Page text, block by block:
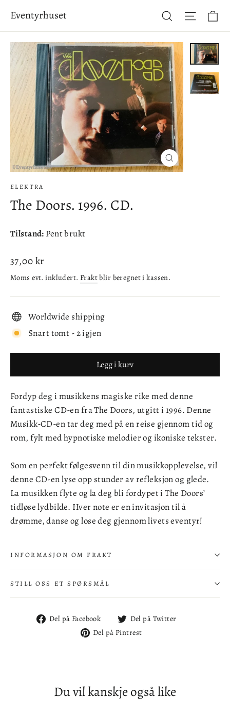
innhold
Eventyrhuset Søk Side-
Lukke
(esc)
ELEKTRA
The Doors. 1996. CD.
Tilstand: Pent brukt
Ordinær
pris
37,00 kr
Moms evt. inkludert. Fraktblir beregnet i kassen.
Worldwide shipping
Snart tomt - 2 igjen
Legg i kurv
Fordyp deg i musikkens magiske rike med denne
fantastiske CD-en fra The Doors, utgitt i 1996. Denne
Musikk-CD-en tar deg med på en reise gjennom tid og
rom, fylt med hypnotiske melodier og ikoniske tekster.
Som en perfekt følgesvenn til din musikkopplevelse, vil
denne CD-en lyse opp stunder av refleksjon og glede.
La musikken flyte og la deg bli fordypet i The Doors’
tidløse lydbilde. Hver note er en invitasjon til å
drømme, danse og lose deg gjennom livets eventyr!
INFORMASJON OM FRAKT
STILL OSS ET SPØRSMÅL
Del på Facebook
Del
på
Del på Twitter
Del på Pintrest
Du vil kanskje også like